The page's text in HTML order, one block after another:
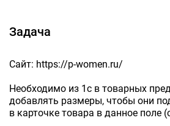
Задача
Сайт: https://p-women.ru/
Необходимо из 1с в товарных
добавлять размеры, чтобы они
в карточке товара в данное поле